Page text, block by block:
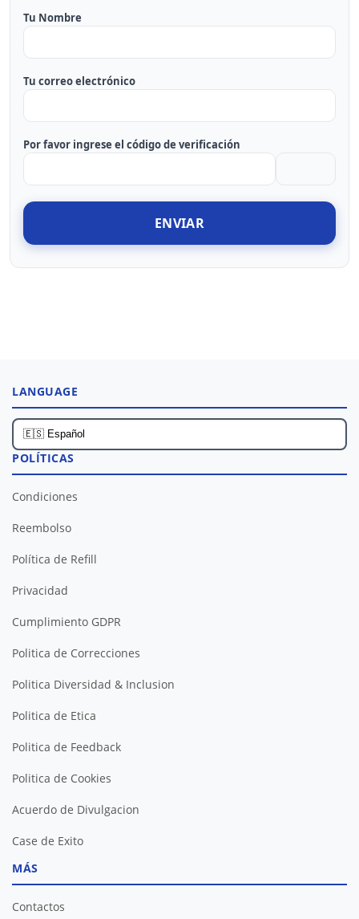
Tu Nombre
Tu correo electrónico
Por favor ingrese el código de verificación
ENVIAR
LANGUAGE
POLÍTICAS
Condiciones
Reembolso
Política de Refill
Privacidad
Cumplimiento GDPR
Politica de Correcciones
Politica Diversidad & Inclusion
Politica de Etica
Politica de Feedback
Politica de Cookies
Acuerdo de Divulgacion
Case de Exito
MÁS
Contactos